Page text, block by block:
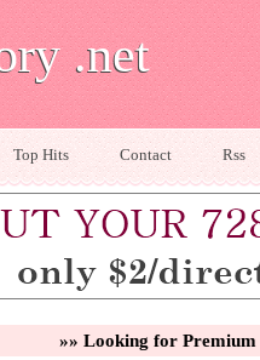
.net
Top Hits Contact Rss
»» Looking for